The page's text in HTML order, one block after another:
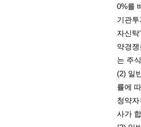
0%를
기관
자신탁
약경
는 주
(2) 일
률에
청약
사가